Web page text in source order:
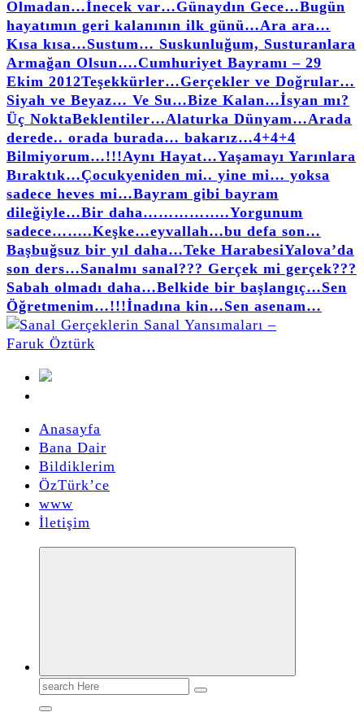
Olmadan…İnecek var…Günaydın Gece…Bugün
hayatımın geri kalanının ilk günü…Ara ara…
Kısa kısa…Sustum… Suskunluğum, Susturanlara
Armağan Olsun….Cumhuriyet Bayramı – 29
Ekim 2012Teşekkürler…Gerçekler ve Doğrular…
Siyah ve Beyaz… Ve Su…Bize Kalan…İsyan mı?
Üç NoktaBeklentiler…Alaturka Dünyam…Arada
derede.. orada burada… bakarız…4+4+4
Bilmiyorum…!!!Aynı Hayat…Yaşamayı Yarınlara
Bıraktık…Çocukyeniden mi.. yine mi… yoksa
sadece heves mi…Bayram gibi bayram
dileğiyle…Bir daha……………..Yorgunum
sadece……..Keşke…eyvallah…bu defa son…
Başbuğsuz bir yıl daha…Teke HarabesiYalova’da
son ders…Sanalmı sanal??? Gerçek mi gerçek???
Sabah olmadı daha…Belkide bir başlangıç…Sen
Öğretmenim…!!!İnadına kin…Sen asenam…
Anasayfa
Bana Dair
Bildiklerim
ÖzTürk’ce
www
İletişim
Search
for: